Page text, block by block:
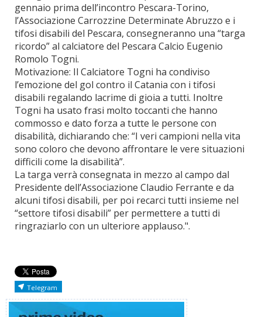
gennaio prima dell’incontro Pescara-Torino,
l’Associazione Carrozzine Determinate Abruzzo e i
tifosi disabili del Pescara, consegneranno una “targa
ricordo” al calciatore del Pescara Calcio Eugenio
Romolo Togni.
Motivazione: Il Calciatore Togni ha condiviso
l’emozione del gol contro il Catania con i tifosi
disabili regalando lacrime di gioia a tutti. Inoltre
Togni ha usato frasi molto toccanti che hanno
commosso e dato forza a tutte le persone con
disabilità, dichiarando che: “I veri campioni nella vita
sono coloro che devono affrontare le vere situazioni
difficili come la disabilità”.
La targa verrà consegnata in mezzo al campo dal
Presidente dell’Associazione Claudio Ferrante e da
alcuni tifosi disabili, per poi recarci tutti insieme nel
“settore tifosi disabili” per permettere a tutti di
ringraziarlo con un ulteriore applauso.".
Telegram